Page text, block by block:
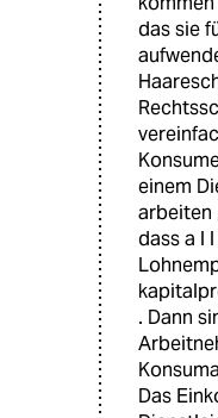
das sie
einem
arbeiten
dass a l
. Dann
Das